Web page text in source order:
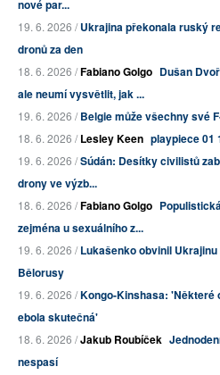
nové par...
19. 6. 2026 /Ukrajina překonala ruský
dronů za den
18. 6. 2026 /Fabiano Golgo Dušan
ale neumí vysvětlit, jak ...
19. 6. 2026 /Belgie může všechny své
18. 6. 2026 /Lesley Keen playpiece 01
19. 6. 2026 /Súdán: Desítky civilistů
drony ve výzb...
18. 6. 2026 /Fabiano Golgo
zejména u sexuálního z...
19. 6. 2026 /Lukašenko obvinil
Bělorusy
19. 6. 2026 /Kongo-Kinshasa: 'Některé
ebola skutečná'
18. 6. 2026 /Jakub Roubíček
nespasí